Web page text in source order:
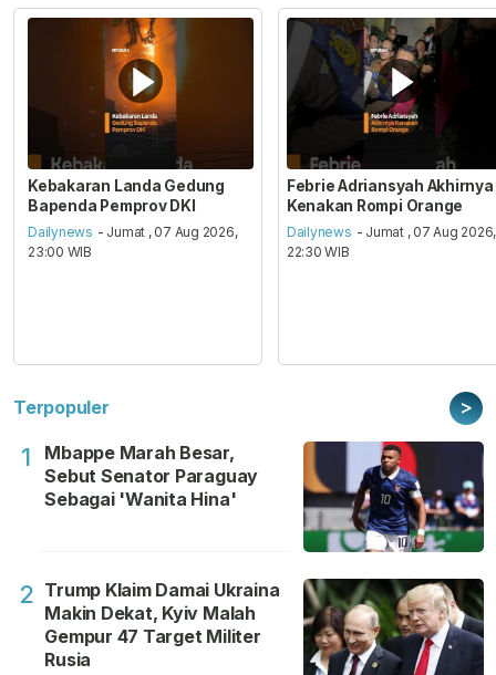
Kebakaran Landa Gedung
Bapenda Pemprov DKI
Dailynews - Jumat , 07 Aug 2026,
23:00 WIB
Febrie Adriansyah Akhirnya
Kenakan Rompi Orange
Dailynews - Jumat , 07 Aug 2026,
22:30 WIB
Terpopuler >
1
Mbappe Marah Besar,
Sebut Senator Paraguay
Sebagai 'Wanita Hina'
2 Trump Klaim Damai Ukraina
Makin Dekat, Kyiv Malah
Gempur 47 Target Militer
Rusia